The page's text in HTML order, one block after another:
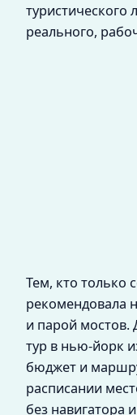
реального,
Тем, кто только
рекомендовала
и парой мостов.
тур в нью-йорк
бюджет и
расписании
без навигатора